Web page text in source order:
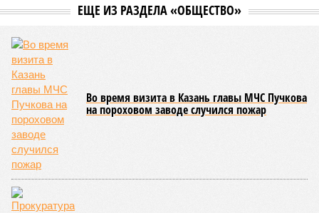
ЕЩЕ ИЗ РАЗДЕЛА «ОБЩЕСТВО»
Во время визита в Казань главы МЧС Пучкова
на пороховом заводе случился пожар